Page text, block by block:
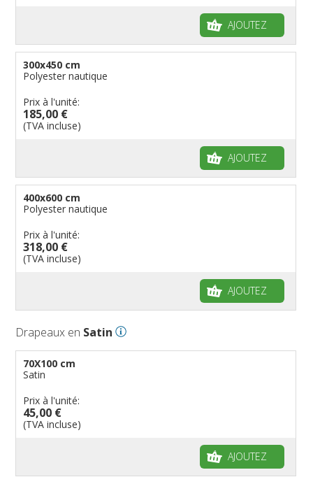
AJOUTEZ
300x450 cm
Polyester nautique
Prix à l'unité:
185,00 €
(TVA incluse)
AJOUTEZ
400x600 cm
Polyester nautique
Prix à l'unité:
318,00 €
(TVA incluse)
AJOUTEZ
Drapeaux en Satin
70X100 cm
Satin
Prix à l'unité:
45,00 €
(TVA incluse)
AJOUTEZ